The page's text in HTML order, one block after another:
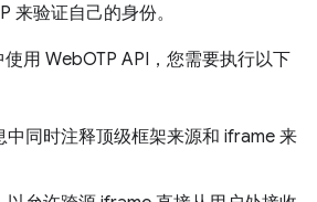
来验证自己的身份。
用 WebOTP API，您需要执行以下
中同时注释顶级框架来源和 iframe 来